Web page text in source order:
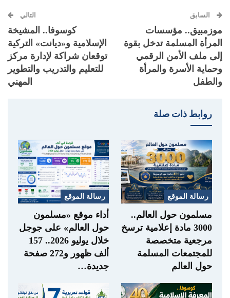
السابق
موزمبيق.. مؤسسات
المرأة المسلمة تدخل بقوة
إلى ملف الأمن الرقمي
وحماية الأسرة والمرأة
والطفل
التالي
كوسوفا.. المشيخة
الإسلامية و«ديانت» التركية
توقعان شراكة لإدارة مركز
للتعليم والتدريب والتطوير
المهني
روابط ذات صلة
رسالة الموقع
مسلمون حول العالم..
3000 مادة إعلامية ترسخ
مرجعية متخصصة
للمجتمعات المسلمة
حول العالم
رسالة الموقع
أداء موقع «مسلمون
حول العالم» على جوجل
خلال يوليو 2026.. 157
ألف ظهور و272 صفحة
جديدة…